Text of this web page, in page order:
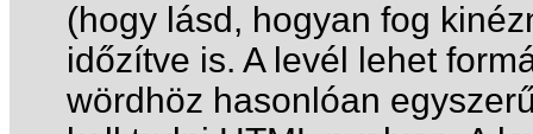
(hogy lásd, hogyan fog
időzítve is. A levél lehet
wördhöz hasonlóan